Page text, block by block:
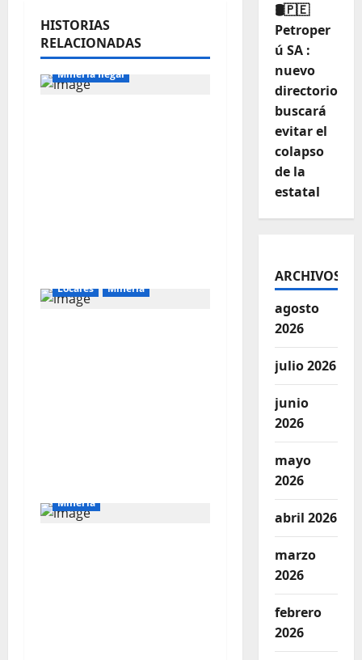
HISTORIAS
RELACIONADAS
Locales
Mineria
Mineria Ilegal
Locales Mineria
Mineria
🛢️🇵🇪
Petroper
ú SA :
nuevo
directorio
buscará
evitar el
colapso
de la
estatal
ARCHIVOS
agosto
2026
julio 2026
junio
2026
mayo
2026
abril 2026
marzo
2026
febrero
2026